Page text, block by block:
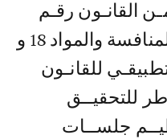
بأحـكام المادة 16 مـن القانـون رقـم
20.13 المتعلق بمجلس المنافسة والمواد 18 و
للقانـون
مسـاطر للتحقيــق
جلســات